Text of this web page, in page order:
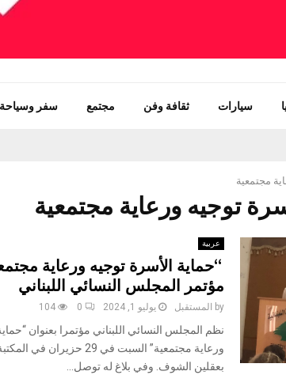
سيارات ثقافة وفن مجتمع سفر وسياحة
مجتمعية
عربية
“حماية الأسرة توجيه ورعاية
مؤتمر المجلس النسائي اللبناني
by المستقبل يوليو 1, 2024 0
104
نظم المجلس النسائي اللبناني مؤتمرا بعنوان
ورعاية مجتمعية” السبت في 29
بعقلين الشوف. وفي بلاغ له توصل...